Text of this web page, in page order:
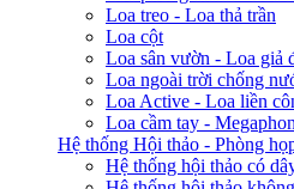
Loa treo - Loa thả trần
Loa cột
Loa sân vườn - Loa giả
Loa ngoài trời chống
Loa Active - Loa liền
Loa cầm tay -
Hệ thống Hội thảo - Phòng
Hệ thống hội thảo có